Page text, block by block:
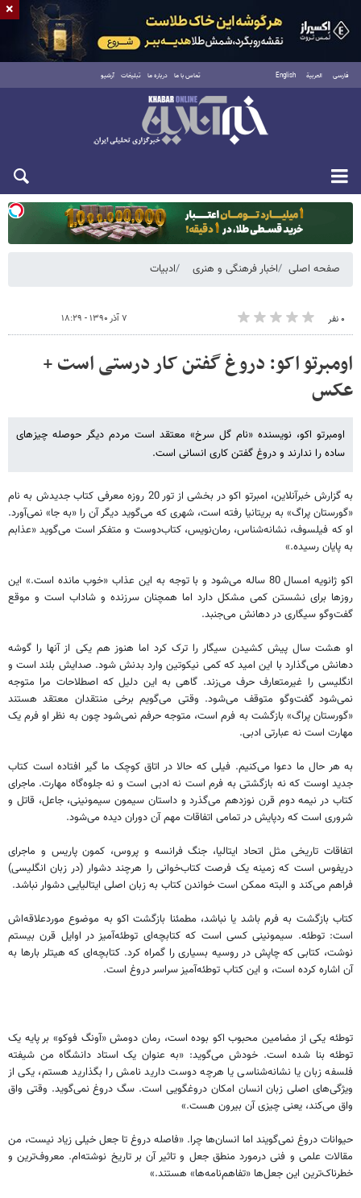
فارسی العربية English تماس با ما درباره ما تبلیغات آرشیو
دوشنبه ۱۹ مرداد ۱۴۰۵
صفحه اصلی اخبار فرهنگی و هنری ادبیات
۰ نفر ۷ آذر ۱۳۹۰ - ۱۸:۲۹
اومبرتو اکو: دروغ گفتن کار درستی است +
عکس
اومبرتو اکو، نویسنده «نام گل سرخ» معتقد است مردم دیگر حوصله چیزهای
ساده را ندارند و دروغ گفتن کاری انسانی است.
به گزارش خبرآنلاین، امبرتو اکو در بخشی از تور 20 روزه معرفی کتاب جدیدش به نام
«گورستان پراگ» به بریتانیا رفته است، شهری که می‌گوید دیگر آن را «به جا» نمی‌آورد.
او که فیلسوف، نشانه‌شناس، رمان‌نویس، کتاب‌دوست و متفکر است می‌گوید «عذابم
به پایان رسیده.»
اکو ژانویه امسال 80 ساله می‌شود و با توجه به این عذاب «خوب مانده است.» این
روزها برای نشستن کمی مشکل دارد اما همچنان سرزنده و شاداب است و موقع
گفت‌وگو سیگاری در دهانش می‌جنبد.
او هشت سال پیش کشیدن سیگار را ترک کرد اما هنوز هم یکی از آنها را گوشه
دهانش می‌گذارد با این امید که کمی نیکوتین وارد بدنش شود. صدایش بلند است و
انگلیسی را غیرمتعارف حرف می‌زند. گاهی به این دلیل که اصطلاحات مرا متوجه
نمی‌شود گفت‌وگو متوقف می‌شود. وقتی می‌گویم برخی منتقدان معتقد هستند
«گورستان پراگ» بازگشت به فرم است، متوجه حرفم نمی‌شود چون به نظر او فرم یک
مهارت است نه عبارتی ادبی.
به هر حال ما دعوا می‌کنیم. فیلی که حالا در اتاق کوچک ما گیر افتاده است کتاب
جدید اوست که نه بازگشتی به فرم است نه ادبی است و نه جلوه‌گاه مهارت. ماجرای
کتاب در نیمه دوم قرن نوزدهم می‌گذرد و داستان سیمون سیمونینی، جاعل، قاتل و
شروری است که ردپایش در تمامی اتفاقات مهم آن دوران دیده می‌شود.
اتفاقات تاریخی مثل اتحاد ایتالیا، جنگ فرانسه و پروس، کمون پاریس و ماجرای
دریفوس است که زمینه یک فرصت کتاب‌خوانی را هرچند دشوار (در زبان انگلیسی)
فراهم می‌کند و البته ممکن است خواندن کتاب به زبان اصلی ایتالیایی دشوار نباشد.
کتاب بازگشت به فرم باشد یا نباشد، مطمئنا بازگشت اکو به موضوع موردعلاقه‌اش
است: توطئه. سیمونینی کسی است که کتابچه‌ای توطئه‌آمیز در اوایل قرن بیستم
نوشت، کتابی که چاپش در روسیه بسیاری را گمراه کرد. کتابچه‌ای که هیتلر بارها به
آن اشاره کرده است، و این کتاب توطئه‌آمیز سراسر دروغ است.
توطئه یکی از مضامین محبوب اکو بوده است، رمان دومش «آونگ فوکو» بر پایه یک
توطئه بنا شده است. خودش می‌گوید: «به عنوان یک استاد دانشگاه من شیفته
فلسفه زبان یا نشانه‌شناسی یا هرچه دوست دارید نامش را بگذارید هستم، یکی از
ویژگی‌های اصلی زبان انسان امکان دروغگویی است. سگ دروغ نمی‌گوید. وقتی واق
واق می‌کند، یعنی چیزی آن بیرون هست.»
حیوانات دروغ نمی‌گویند اما انسان‌ها چرا. «فاصله دروغ تا جعل خیلی زیاد نیست، من
مقالات علمی و فنی درمورد منطق جعل و تاثیر آن بر تاریخ نوشته‌ام. معروف‌ترین و
خطرناک‌ترین این جعل‌ها «تفاهم‌نامه‌ها» هستند.»
×